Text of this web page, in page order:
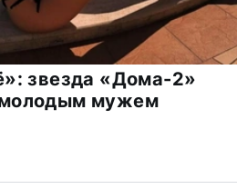
звезда «Дома-2»
молодым мужем